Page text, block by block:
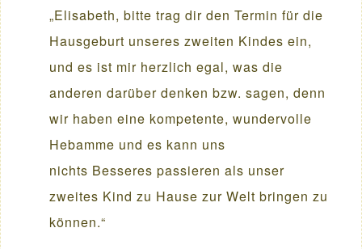
„Elisabeth, bitte trag dir den Termin für die
Hausgeburt unseres zweiten Kindes ein,
und es ist mir herzlich egal, was die
anderen darüber denken bzw. sagen, denn
wir haben eine kompetente, wundervolle
Hebamme und es kann uns
nichts Besseres passieren als unser
zweites Kind zu Hause zur Welt bringen zu
können.“